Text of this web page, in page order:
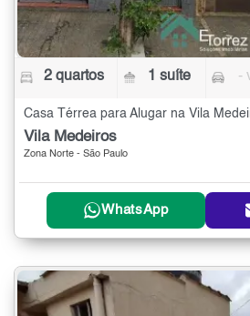
2 quartos 1 suíte -
Casa Térrea para Alugar na Vila
Vila Medeiros
Zona Norte - São Paulo
WhatsApp